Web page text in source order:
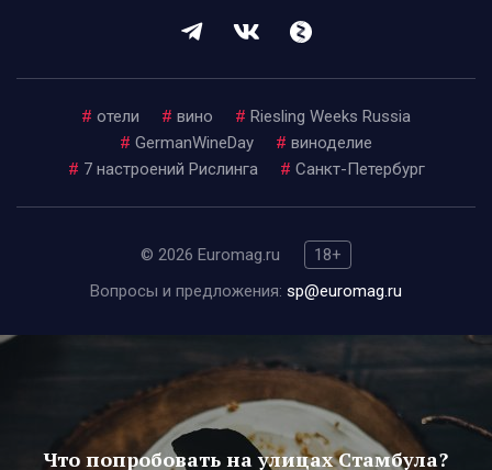
# отели # вино # Riesling Weeks Russia
# GermanWineDay # виноделие
# 7 настроений Рислинга # Санкт-Петербург
© 2026 Euromag.ru
18+
Вопросы и предложения: sp@euromag.ru
Что попробовать на улицах Стамбула?